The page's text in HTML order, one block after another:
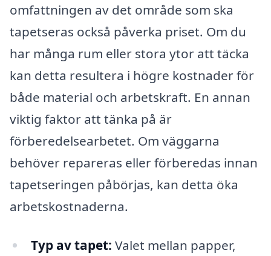
omfattningen av det område som ska
tapetseras också påverka priset. Om du
har många rum eller stora ytor att täcka
kan detta resultera i högre kostnader för
både material och arbetskraft. En annan
viktig faktor att tänka på är
förberedelsearbetet. Om väggarna
behöver repareras eller förberedas innan
tapetseringen påbörjas, kan detta öka
arbetskostnaderna.
Typ av tapet: Valet mellan papper,